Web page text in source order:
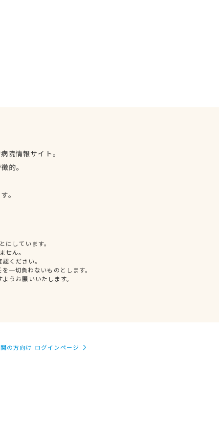
院情報サイト。
的。
。
しています。
せん。
ください。
一切負わないものとします。
うお願いいたします。
の方向け ログインページ